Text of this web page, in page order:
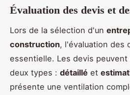
Évaluation des devis et
Lors de la sélection d'un
construction, l'évaluation des
essentielle. Les devis
deux types : détaillé et
présente une ventilation